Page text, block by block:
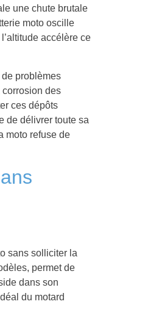
une chute brutale
moto oscille
accélère ce
problèmes
corrosion des
ces dépôts
de délivrer toute sa
moto refuse de
sans solliciter la
permet de
dans son
du motard